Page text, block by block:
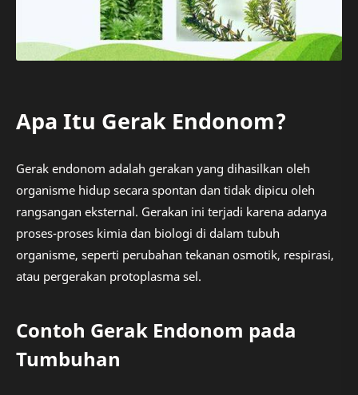
Apa Itu Gerak Endonom?
Gerak endonom adalah gerakan yang dihasilkan oleh
organisme hidup secara spontan dan tidak dipicu oleh
rangsangan eksternal. Gerakan ini terjadi karena adanya
proses-proses kimia dan biologi di dalam tubuh
organisme, seperti perubahan tekanan osmotik, respirasi,
atau pergerakan protoplasma sel.
Contoh Gerak Endonom pada
Tumbuhan